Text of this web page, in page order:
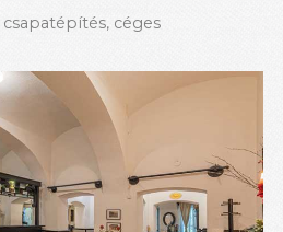
csapatépítés, céges